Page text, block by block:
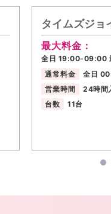
タイムズジョ
最大料金：
全日 19:00-09:00
通常料金
全日
営業時間
24時間
台数
11台